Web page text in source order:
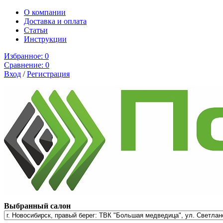
О компании
Доставка и оплата
Cтатьи
Инструкции
Избранное: 0
Сравнение: 0
Вход /Регистрация
Выбранный салон